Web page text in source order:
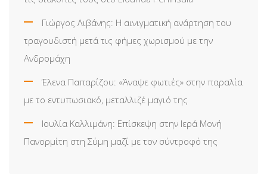
Γιώργος Λιβάνης: Η αινιγματική ανάρτηση του
τραγουδιστή μετά τις φήμες χωρισμού με την
Ανδρομάχη
Έλενα Παπαρίζου: «Άναψε φωτιές» στην παραλία
με το εντυπωσιακό, μεταλλιζέ μαγιό της
Ιουλία Καλλιμάνη: Επίσκεψη στην Ιερά Μονή
Πανορμίτη στη Σύμη μαζί με τον σύντροφό της